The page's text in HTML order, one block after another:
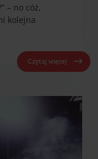
– no cóż,
kolejna
Czytaj więcej